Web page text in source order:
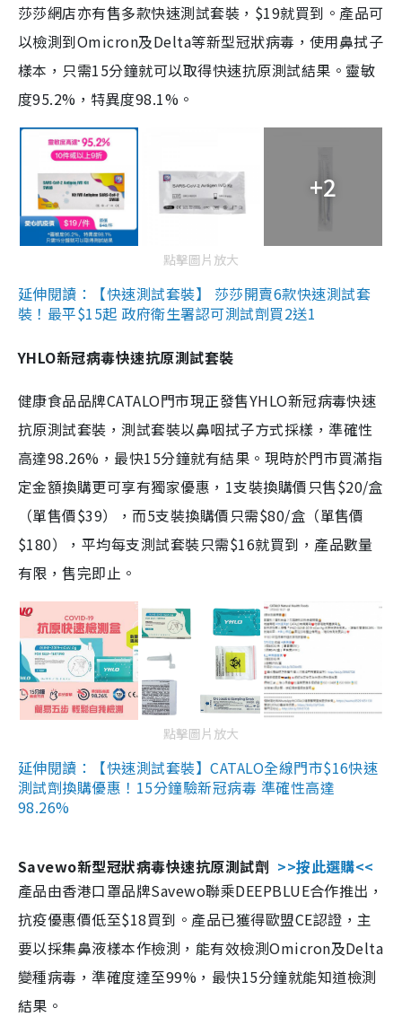
莎莎網店亦有售多款快速測試套裝，$19就買到。產品可
以檢測到Omicron及Delta等新型冠狀病毒，使用鼻拭子
樣本，只需15分鐘就可以取得快速抗原測試結果。靈敏
度95.2%，特異度98.1%。
+2
點擊圖片放大
延伸閱讀：【快速測試套裝】 莎莎開賣6款快速測試套
裝！最平$15起 政府衛生署認可測試劑買2送1
YHLO新冠病毒快速抗原測試套裝
健康食品品牌CATALO門市現正發售YHLO新冠病毒快速
抗原測試套裝，測試套裝以鼻咽拭子方式採樣，準確性
高達98.26%，最快15分鐘就有結果。現時於門市買滿指
定金額換購更可享有獨家優惠，1支裝換購價只售$20/盒
（單售價$39），而5支裝換購價只需$80/盒（單售價
$180），平均每支測試套裝只需$16就買到，產品數量
有限，售完即止。
點擊圖片放大
延伸閱讀：【快速測試套裝】CATALO全線門市$16快速
測試劑換購優惠！15分鐘驗新冠病毒 準確性高達
98.26%
Savewo新型冠狀病毒快速抗原測試劑 >>按此選購<<
產品由香港口罩品牌Savewo聯乘DEEPBLUE合作推出，
抗疫優惠價低至$18買到。產品已獲得歐盟CE認證，主
要以採集鼻液樣本作檢測，能有效檢測Omicron及Delta
變種病毒，準確度達至99%，最快15分鐘就能知道檢測
結果。